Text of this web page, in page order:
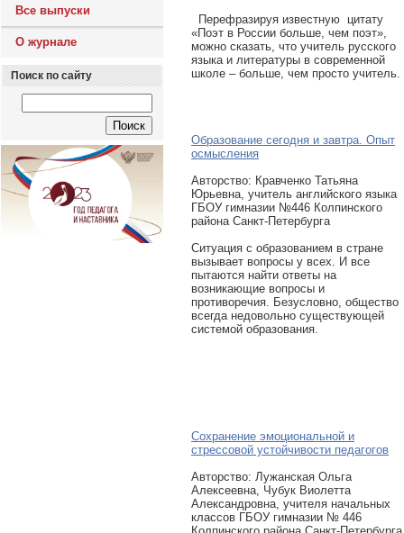
Все выпуски
О журнале
Поиск по сайту
Перефразируя известную цитату
«Поэт в России больше, чем поэт»,
можно сказать, что учитель русского
языка и литературы в современной
школе – больше, чем просто учитель.
Образование сегодня и завтра. Опыт
осмысления
Авторcтво: Кравченко Татьяна
Юрьевна, учитель английского языка
ГБОУ гимназии №446 Колпинского
района Санкт-Петербурга
Ситуация с образованием в стране
вызывает вопросы у всех. И все
пытаются найти ответы на
возникающие вопросы и
противоречия. Безусловно, общество
всегда недовольно существующей
системой образования.
Сохранение эмоциональной и
стрессовой устойчивости педагогов
Авторcтво: Лужанская Ольга
Алексеевна, Чубук Виолетта
Александровна, учителя начальных
классов ГБОУ гимназии № 446